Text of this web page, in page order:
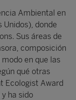
Ambiental en
Unidos), donde
Sus áreas de
composición
en que las
qué otras
Ecologist Award
ha sido